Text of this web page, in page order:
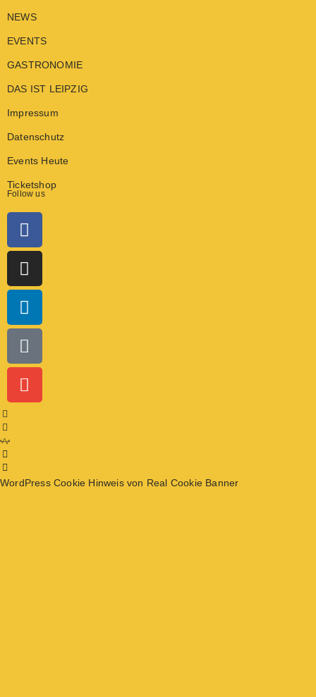
NEWS
EVENTS
GASTRONOMIE
DAS IST LEIPZIG
Impressum
Datenschutz
Events Heute
Ticketshop
Follow us
WordPress Cookie Hinweis von Real Cookie Banner